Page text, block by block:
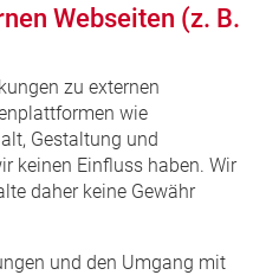
Webseiten (z. B.
zu externen
wie
Gestaltung und
keinen Einfluss haben. Wir
daher keine Gewähr
und den Umgang mit